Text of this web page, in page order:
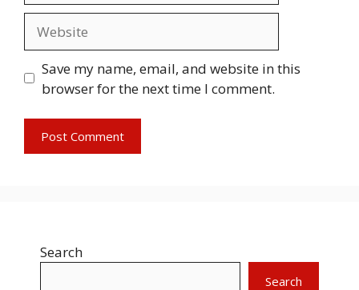
Save my name, email, and website in this
browser for the next time I comment.
Search
Search